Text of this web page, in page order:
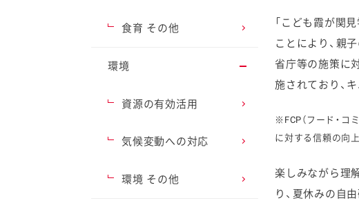
ファインケミカル
「こども霞が関
ことにより、親
省庁等の施策に
施されており、
※FCP（フード・コ
に対する信頼の向
楽しみながら理
り、夏休みの自
食育 その他
環境
資源の有効活用
気候変動への対応
環境 その他